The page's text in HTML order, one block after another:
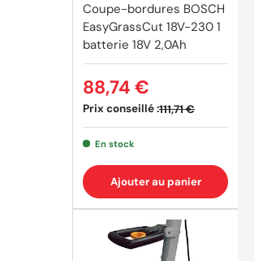
Coupe-bordures BOSCH
EasyGrassCut 18V-230 1
batterie 18V 2,0Ah
Prix conseillé :111,71 €
88,74 €
En stock
Ajouter au panier